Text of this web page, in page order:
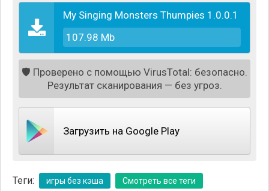
Механика игры довольно простая, но благодаря
большому количеству уровней и постепенному
возрастанию сложности, игровой процесс
довольно разнообразный и поддерживает интерес.
В целом на данный момент в игре есть 17 уровней
с 83 этапами для прохождения. Чтобы получится
наибольшее количество очков, старайтесь
нажимать на барабан в тот момент, когда на него
ритм, и вы пройдёте уровень с наибольшим
количеством звезд.
My Singing Monsters Thumpies 1.0.0.1
107.98 Mb
🛡️ Проверено с помощью VirusTotal: безопасно.
Результат сканирования — без угроз.
Загрузить на Google Play
Теги: игры без кэша Смотреть все теги